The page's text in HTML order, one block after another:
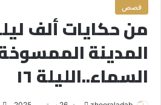
قصص
من حكايات ألف
المدينة
السماء..الليلة ١٦